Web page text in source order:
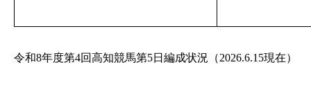
令和8年度第4回高知競馬第5日編成状況（2026.6.15現在）